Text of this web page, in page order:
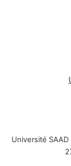
Université